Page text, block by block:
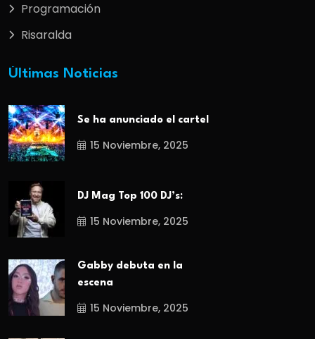
Programación
Risaralda
Últimas Noticias
Se ha anunciado el cartel
15 Noviembre, 2025
DJ Mag Top 100 DJ’s:
15 Noviembre, 2025
Gabby debuta en la
escena
15 Noviembre, 2025